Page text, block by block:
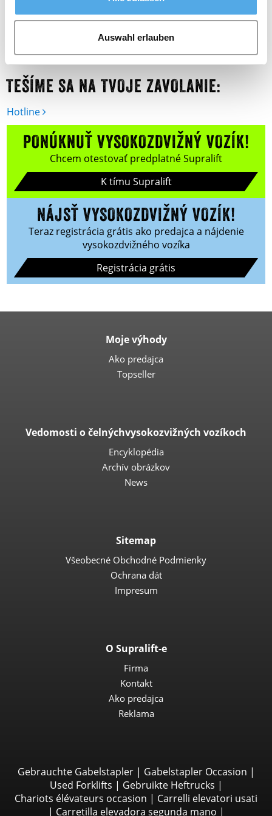
Auswahl erlauben
predajcov Supralift nájdeš vysokozdvižné vozíky za
podmienok predajcov vysokozdvižných vozíkov.
TEŠÍME SA NA TVOJE ZAVOLANIE:
Hotline
PONÚKNUŤ VYSOKOZDVIŽNÝ VOZÍK!
Chcem otestovať predplatné Supralift
K tímu Supralift
NÁJSŤ VYSOKOZDVIŽNÝ VOZÍK!
Teraz registrácia grátis ako predajca a nájdenie
vysokozdvižného vozíka
Registrácia grátis
Moje výhody
Ako predajca
Topseller
Vedomosti o čelnýchvysokozvižných vozíkoch
Encyklopédia
Archív obrázkov
News
Sitemap
Všeobecné Obchodné Podmienky
Ochrana dát
Impresum
O Supralift-e
Firma
Kontakt
Ako predajca
Reklama
Gebrauchte Gabelstapler| Gabelstapler Occasion |
Used Forklifts | Gebruikte Heftrucks |
Chariots élévateurs occasion | Carrelli elevatori usati
| Carretilla elevadora segunda mano |